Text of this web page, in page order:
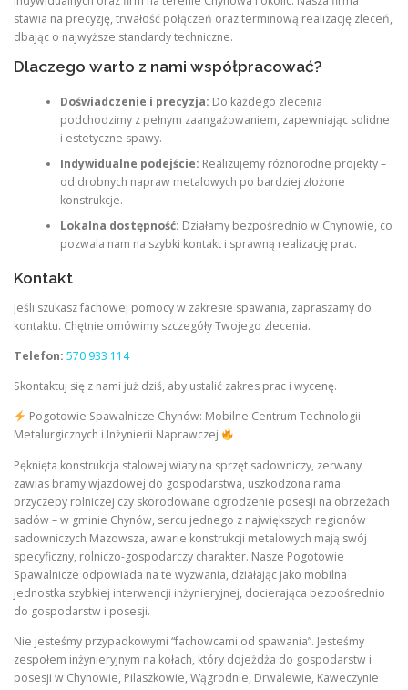
stawia na precyzję, trwałość połączeń oraz terminową realizację zleceń,
dbając o najwyższe standardy techniczne.
Dlaczego warto z nami współpracować?
Doświadczenie i precyzja: Do każdego zlecenia
podchodzimy z pełnym zaangażowaniem, zapewniając solidne
i estetyczne spawy.
Indywidualne podejście: Realizujemy różnorodne projekty –
od drobnych napraw metalowych po bardziej złożone
konstrukcje.
Lokalna dostępność: Działamy bezpośrednio w Chynowie, co
pozwala nam na szybki kontakt i sprawną realizację prac.
Kontakt
Jeśli szukasz fachowej pomocy w zakresie spawania, zapraszamy do
kontaktu. Chętnie omówimy szczegóły Twojego zlecenia.
Telefon: 570 933 114
Skontaktuj się z nami już dziś, aby ustalić zakres prac i wycenę.
Pogotowie Spawalnicze Chynów: Mobilne Centrum Technologii
Metalurgicznych i Inżynierii Naprawczej
Pęknięta konstrukcja stalowej wiaty na sprzęt sadowniczy, zerwany
zawias bramy wjazdowej do gospodarstwa, uszkodzona rama
przyczepy rolniczej czy skorodowane ogrodzenie posesji na obrzeżach
sadów – w gminie Chynów, sercu jednego z największych regionów
sadowniczych Mazowsza, awarie konstrukcji metalowych mają swój
specyficzny, rolniczo-gospodarczy charakter. Nasze Pogotowie
Spawalnicze odpowiada na te wyzwania, działając jako mobilna
jednostka szybkiej interwencji inżynieryjnej, docierająca bezpośrednio
do gospodarstw i posesji.
Nie jesteśmy przypadkowymi “fachowcami od spawania”. Jesteśmy
zespołem inżynieryjnym na kołach, który dojeżdża do gospodarstw i
posesji w Chynowie, Pilaszkowie, Wągrodnie, Drwalewie, Kaweczynie